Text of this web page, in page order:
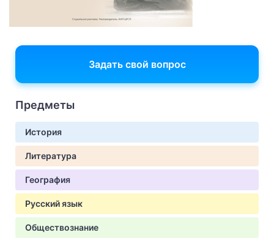
Задать свой вопрос
Предметы
История
Литература
География
Русский язык
Обществознание